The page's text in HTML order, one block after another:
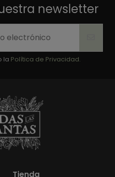
newsletter
la Política de Privacidad.
Tienda